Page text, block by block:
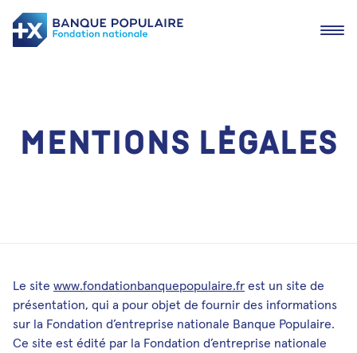
Nos lauréats
Les fondations en région
Nous contacter
Mentions légales
Le site www.fondationbanquepopulaire.fr est un site de
présentation, qui a pour objet de fournir des informations
sur la Fondation d’entreprise nationale Banque Populaire.
Ce site est édité par la Fondation d’entreprise nationale